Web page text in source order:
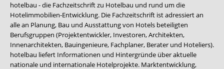
hotelbau - die Fachzeitschrift zu Hotelbau und rund um die
Hotelimmobilien-Entwicklung. Die Fachzeitschrift ist adressiert an
alle an Planung, Bau und Ausstattung von Hotels beteiligten
Berufsgruppen (Projektentwickler, Investoren, Architekten,
Innenarchitekten, Bauingenieure, Fachplaner, Berater und Hoteliers).
hotelbau liefert Informationen und Hintergründe über aktuelle
nationale und internationale Hotelprojekte. Marktentwicklung,